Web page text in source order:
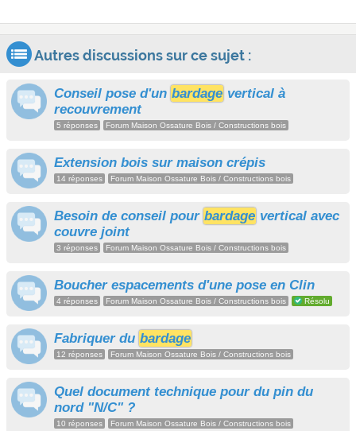
Autres discussions sur ce sujet :
Conseil pose d'un bardage vertical à
recouvrement
5 réponses Forum Maison Ossature Bois / Constructions bois
Extension bois sur maison crépis
14 réponses Forum Maison Ossature Bois / Constructions bois
Besoin de conseil pour bardage vertical avec
couvre joint
3 réponses Forum Maison Ossature Bois / Constructions bois
Boucher espacements d'une pose en Clin
4 réponses Forum Maison Ossature Bois / Constructions bois Résolu
Fabriquer du bardage
12 réponses Forum Maison Ossature Bois / Constructions bois
Quel document technique pour du pin du
nord "N/C" ?
10 réponses Forum Maison Ossature Bois / Constructions bois